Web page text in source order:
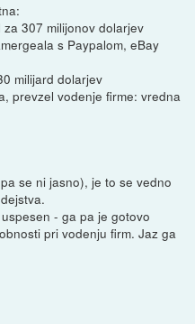
307 milijonov dolarjev
s Paypalom, eBay
milijard dolarjev
prevzel vodenje firme: vredna
se ni jasno), je to se vedno
- ga pa je gotovo
pri vodenju firm. Jaz ga